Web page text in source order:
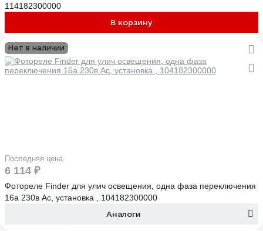
114182300000
В корзину
Нет в наличии
Последняя цена
6 114 ₽
Фотореле Finder для улич освещения, одна фаза переключения
16а 230в Ac, установка , 104182300000
Аналоги